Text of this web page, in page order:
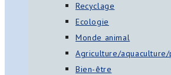
Recyclage
Ecologie
Monde animal
Agriculture/aquaculture/
Bien-être